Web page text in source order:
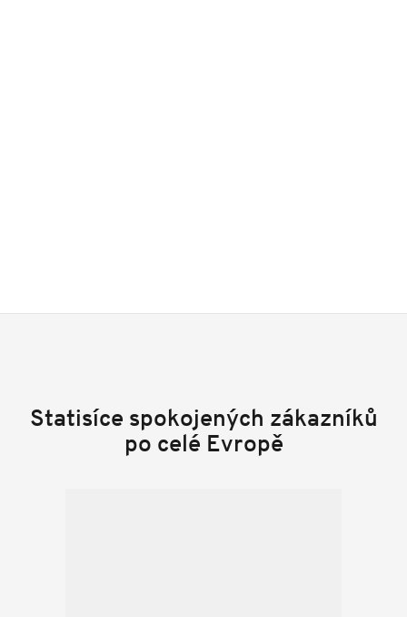
Statisíce spokojených zákazníků
po celé Evropě